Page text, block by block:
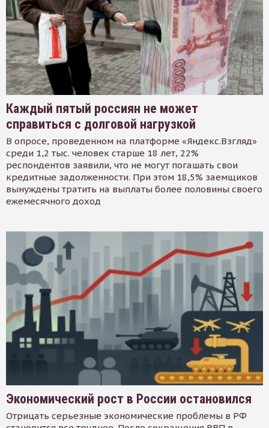
Каждый пятый россиян не может
справиться с долговой нагрузкой
В опросе, проведенном на платформе «Яндекс.Взгляд»
среди 1,2 тыс. человек старше 18 лет, 22%
респондентов заявили, что не могут погашать свои
кредитные задолженности. При этом 18,5% заемщиков
вынуждены тратить на выплаты более половины своего
ежемесячного доход
Экономический рост в России остановился
Отрицать серьезные экономические проблемы в РФ